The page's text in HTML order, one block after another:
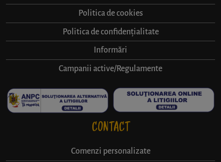
Politica de cookies
Politica de confidențialitate
Informări
Campanii active/Regulamente
CONTACT
Comenzi personalizate